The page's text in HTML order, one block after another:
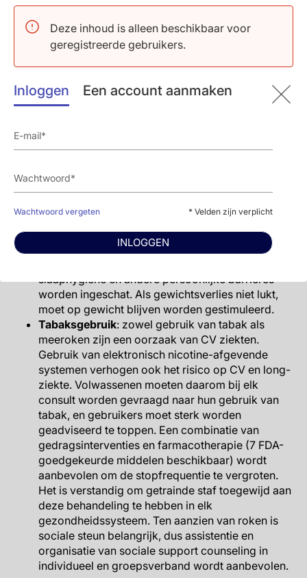
Deze inhoud is alleen beschikbaar voor
geregistreerde gebruikers.
Inloggen Een account aanmaken
Wachtwoord vergeten * Velden zijn verplicht
INLOGGEN
lichaamsbeweging is aangetoond in (meta-
analyses van) RCTs, en de NNT is 12 voor
sedentaire individuen om te gaan voldoen aan de
aanbevelingen voor lichaamsbeweging.
Specifieke aanbevelingen worden gedaan voor de
duur en intensiteit van de fysieke activiteit.
Overgewicht en obesitas: Aangezien minder dan
goed lichaamsgewicht hebben, verdienen
overgewicht en obesitas meer aandacht. Afvallen
obesitas, en advies en veelomvattende
leefstijlinterventies zijn aanbevolen. Het jaarlijks
tailleomtrek kan ook worden gemeten om
diegenen met een hoog cardiometabool risico te
identificeren. In het licht van sociale
slaaphygiëne en andere persoonlijke barrières
worden ingeschat. Als gewichtsverlies niet lukt,
moet op gewicht blijven worden gestimuleerd.
Tabaksgebruik: zowel gebruik van tabak als
meeroken zijn een oorzaak van CV ziekten.
Gebruik van elektronisch nicotine-afgevende
systemen verhogen ook het risico op CV en long-
ziekte. Volwassenen moeten daarom bij elk
consult worden gevraagd naar hun gebruik van
tabak, en gebruikers moet sterk worden
geadviseerd te toppen. Een combinatie van
gedragsinterventies en farmacotherapie (7 FDA-
goedgekeurde middelen beschikbaar) wordt
aanbevolen om de stopfrequentie te vergroten.
Het is verstandig om getrainde staf toegewijd aan
deze behandeling te hebben in elk
gezondheidssysteem. Ten aanzien van roken is
sociale steun belangrijk, dus assistentie en
organisatie van sociale support counseling in
individueel en groepsverband wordt aanbevolen.